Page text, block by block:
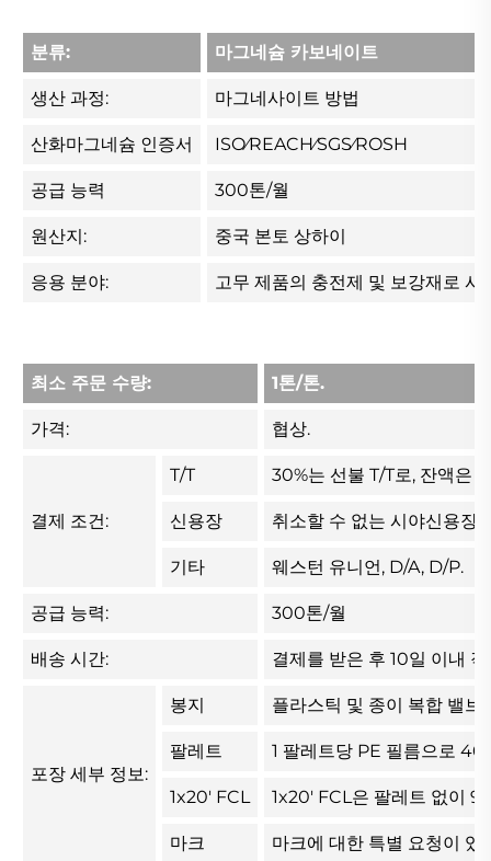
분류: 마그네슘 카보네이트
생산 과정: 마그네사이트 방법
산화마그네슘 인증서 ISO⁄REACH⁄SGS⁄ROSH
공급 능력 300톤/월
원산지: 중국 본토 상하이
응용 분야: 고무 제품의 충전제 및 보강재로
최소 주문 수량: 1톤/톤.
가격: 협상.
결제 조건:
T/T 30%는 선불 T/T로, 잔액은
신용장 취소할 수 없는 시야신용장.
기타 웨스턴 유니언, D/A, D/P.
공급 능력: 300톤/월
배송 시간: 결제를 받은 후 10일 이내
포장 세부 정보:
봉지 플라스틱 및 종이 복합 밸
팔레트 1 팔레트당 PE 필름으로
1x20' FCL 1x20' FCL은 팔레트 없이 9
마크 마크에 대한 특별 요청이 있